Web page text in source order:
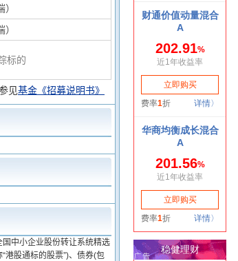
标的
见基金《招募说明书》
中小企业股份转让系统精选
港股通标的股票”)、债券(包